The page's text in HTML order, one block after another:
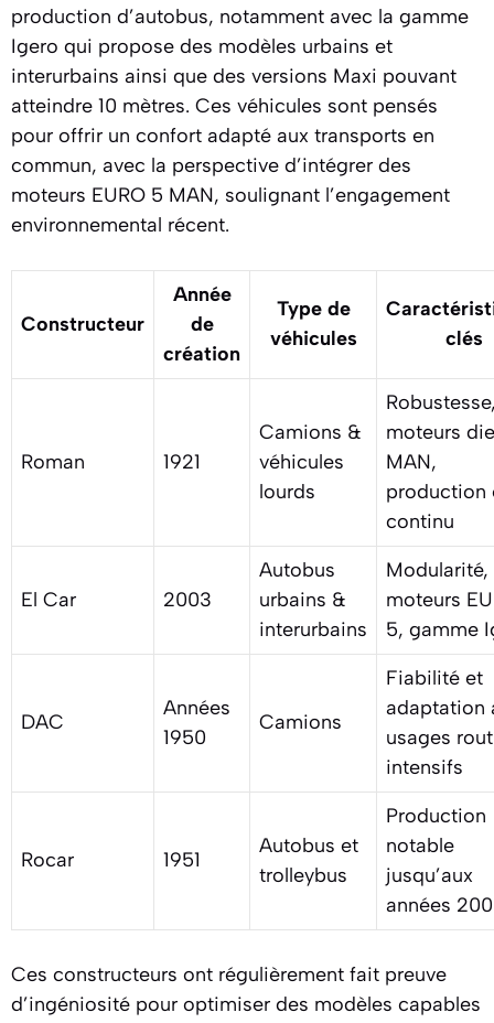
production d’autobus, notamment avec la gamme
Igero qui propose des modèles urbains et
interurbains ainsi que des versions Maxi pouvant
atteindre 10 mètres. Ces véhicules sont pensés
pour offrir un confort adapté aux transports en
commun, avec la perspective d’intégrer des
moteurs EURO 5 MAN, soulignant l’engagement
environnemental récent.
Constructeur
Année
de
création
Type de
véhicules
clés
Roman 1921
Camions &
véhicules
lourds
moteurs
MAN,
production
continu
El Car 2003
Autobus
urbains &
interurbains
Modularité,
moteurs
5, gamme
DAC
Années
1950
Camions
Fiabilité et
adaptation
usages
intensifs
Rocar 1951
Autobus et
trolleybus
Production
notable
jusqu’aux
années
Ces constructeurs ont régulièrement fait preuve
d’ingéniosité pour optimiser des modèles capables